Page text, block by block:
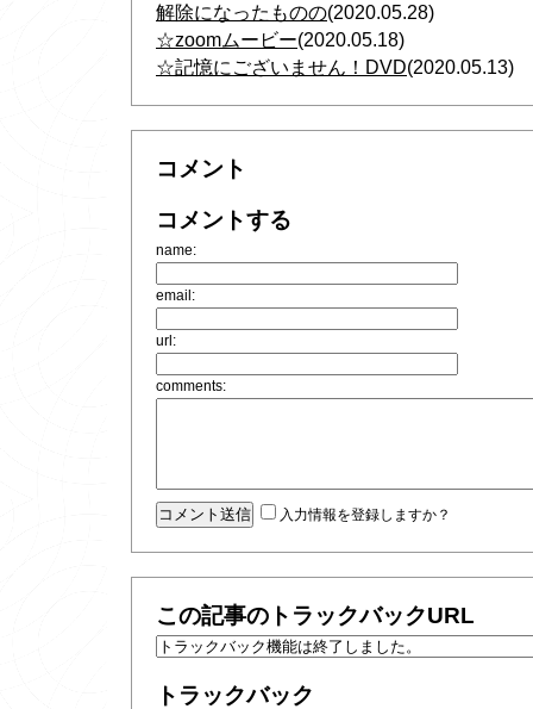
解除になったものの(2020.05.28)
☆zoomムービー(2020.05.18)
☆記憶にございません！DVD(2020.05.13)
コメント
コメントする
name:
email:
url:
comments:
入力情報を登録しますか？
この記事のトラックバックURL
トラックバック